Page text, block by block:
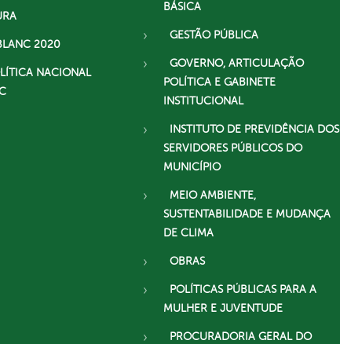
2020
NACIONAL
BÁSICA
GESTÃO PÚBLICA
GOVERNO, ARTICULAÇÃO
POLÍTICA E GABINETE
INSTITUCIONAL
INSTITUTO DE PREVIDÊNCIA DOS
SERVIDORES PÚBLICOS DO
MUNICÍPIO
MEIO AMBIENTE,
SUSTENTABILIDADE E MUDANÇA
DE CLIMA
OBRAS
POLÍTICAS PÚBLICAS PARA A
MULHER E JUVENTUDE
PROCURADORIA GERAL DO